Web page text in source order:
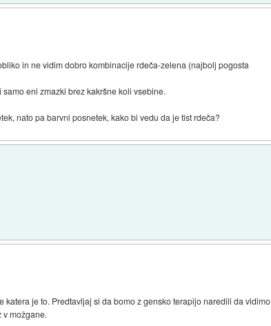
in ne vidim dobro kombinacije rdeča-zelena (najbolj pogosta
eni zmazki brez kakršne koli vsebine.
nato pa barvni posnetek, kako bi vedu da je tist rdeča?
je to. Predtavljaj si da bomo z gensko terapijo naredili da vidimo
v možgane.